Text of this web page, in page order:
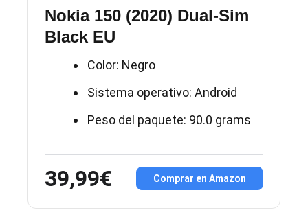
Nokia 150 (2020) Dual-Sim
Black EU
Color: Negro
Sistema operativo: Android
Peso del paquete: 90.0 grams
39,99€ Comprar en Amazon